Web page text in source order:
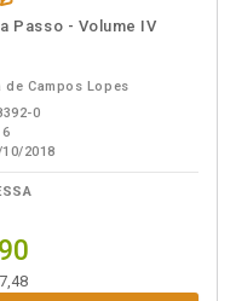
Passo - Volume IV
de Campos Lopes
0
2018